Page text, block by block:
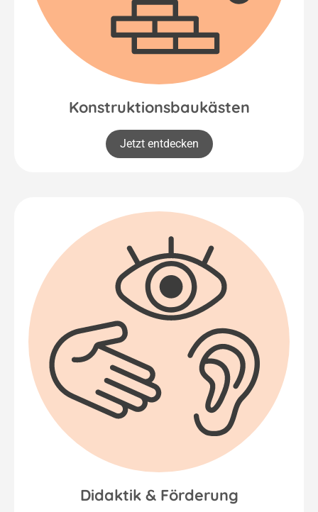
Konstruktionsbaukästen
Jetzt entdecken
Didaktik & Förderung